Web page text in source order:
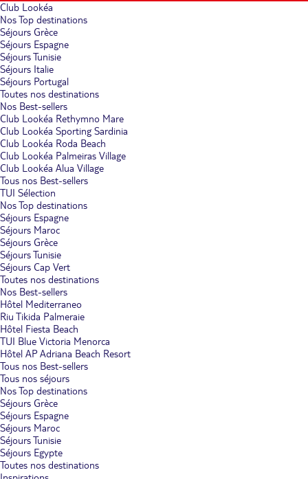
Club Lookéa
Nos Top destinations
Séjours Grèce
Séjours Espagne
Séjours Tunisie
Séjours Italie
Séjours Portugal
Toutes nos destinations
Nos Best-sellers
Club Lookéa Rethymno Mare
Club Lookéa Sporting Sardinia
Club Lookéa Roda Beach
Club Lookéa Palmeiras Village
Club Lookéa Alua Village
Tous nos Best-sellers
TUI Sélection
Nos Top destinations
Séjours Espagne
Séjours Maroc
Séjours Grèce
Séjours Tunisie
Séjours Cap Vert
Toutes nos destinations
Nos Best-sellers
Hôtel Mediterraneo
Riu Tikida Palmeraie
Hôtel Fiesta Beach
TUI Blue Victoria Menorca
Hôtel AP Adriana Beach Resort
Tous nos Best-sellers
Tous nos séjours
Nos Top destinations
Séjours Grèce
Séjours Espagne
Séjours Maroc
Séjours Tunisie
Séjours Egypte
Toutes nos destinations